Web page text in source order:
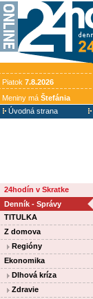
Piatok 7.8.2026
Meniny má Štefánia
Úvodná strana
24hodín v Skratke
Denník - Správy
TITULKA
Z domova
Regióny
Ekonomika
Dlhová kríza
Zdravie